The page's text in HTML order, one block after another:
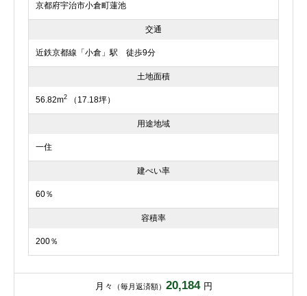
京都府宇治市小倉町蓮池
交通
近鉄京都線「小倉」駅 徒歩9分
土地面積
56.82m2 （17.18坪）
用途地域
一住
建ぺい率
60％
容積率
200％
月々 （毎月返済額） 20,184 円